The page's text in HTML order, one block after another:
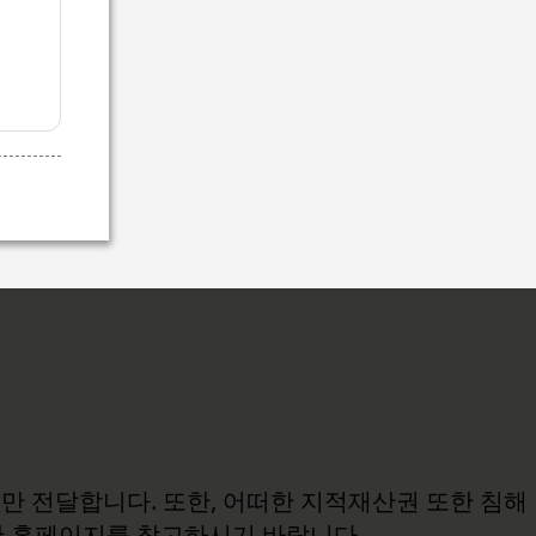
전달합니다. 또한, 어떠한 지적재산권 또한 침해